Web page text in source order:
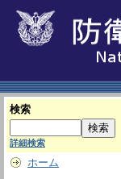
検索
詳細検索
ホーム